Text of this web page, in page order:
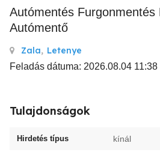
Autómentés Furgonmentés Letenye
Autómentő
Zala, Letenye
Feladás dátuma: 2026.08.04 11:38
Tulajdonságok
Hirdetés típus kínál